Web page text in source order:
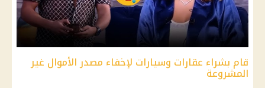
قام بشراء عقارات وسيارات لإخفاء مصدر الأموال غير
المشروعة